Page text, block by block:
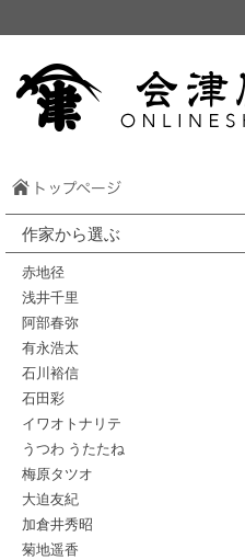
作家から選ぶ
赤地径
浅井千里
阿部春弥
有永浩太
石川裕信
石田彩
イワオトナリテ
うつわ うたたね
梅原タツオ
大迫友紀
加倉井秀昭
菊地遥香